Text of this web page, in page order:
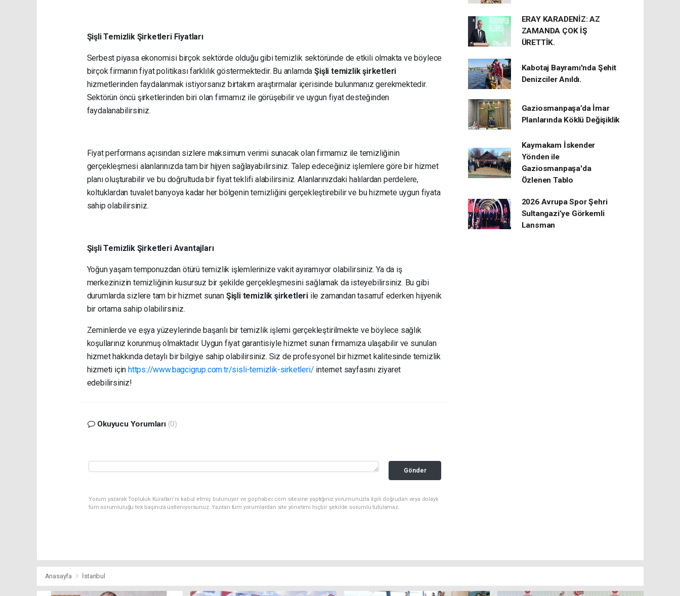
Şişli Temizlik Şirketleri Fiyatları
Serbest piyasa ekonomisi birçok sektörde olduğu gibi temizlik sektöründe de etkili olmakta ve böylece
birçok firmanın fiyat politikası farklılık göstermektedir. Bu anlamdaŞişli temizlik şirketleri
hizmetlerinden faydalanmak istiyorsanız birtakım araştırmalar içerisinde bulunmanız gerekmektedir.
Sektörün öncü şirketlerinden biri olan firmamız ile görüşebilir ve uygun fiyat desteğinden
faydalanabilirsiniz.
Fiyat performans açısından sizlere maksimum verimi sunacak olan firmamız ile temizliğinin
gerçekleşmesi alanlarınızda tam bir hijyen sağlayabilirsiniz. Talep edeceğiniz işlemlere göre bir hizmet
planı oluşturabilir ve bu doğrultuda bir fiyat teklifi alabilirsiniz. Alanlarınızdaki halılardan perdelere,
koltuklardan tuvalet banyoya kadar her bölgenin temizliğini gerçekleştirebilir ve bu hizmete uygun fiyata
sahip olabilirsiniz.
Şişli Temizlik Şirketleri Avantajları
Yoğun yaşam temponuzdan ötürü temizlik işlemlerinize vakit ayıramıyor olabilirsiniz. Ya da iş
merkezinizin temizliğinin kusursuz bir şekilde gerçekleşmesini sağlamak da isteyebilirsiniz. Bu gibi
durumlarda sizlere tam bir hizmet sunan Şişli temizlik şirketleri ile zamandan tasarruf ederken hijyenik
bir ortama sahip olabilirsiniz.
Zeminlerde ve eşya yüzeylerinde başarılı bir temizlik işlemi gerçekleştirilmekte ve böylece sağlık
koşullarınız korunmuş olmaktadır. Uygun fiyat garantisiyle hizmet sunan firmamıza ulaşabilir ve sunulan
hizmet hakkında detaylı bir bilgiye sahip olabilirsiniz. Siz de profesyonel bir hizmet kalitesinde temizlik
hizmeti için https://www.bagcigrup.com.tr/sisli-temizlik-sirketleri/ internet sayfasını ziyaret
edebilirsiniz!
Okuyucu Yorumları (0)
Gönder
Yorum yazarak Topluluk Kuralları’nı kabul etmiş bulunuyor ve gophaber.com sitesine yaptığınız yorumunuzla ilgili doğrudan veya dolaylı
tüm sorumluluğu tek başınıza üstleniyorsunuz. Yazılan tüm yorumlardan site yönetimi hiçbir şekilde sorumlu tutulamaz.
ERAY KARADENİZ: AZ
ZAMANDA ÇOK İŞ
ÜRETTİK.
Kabotaj Bayramı'nda Şehit
Denizciler Anıldı.
Gaziosmanpaşa’da İmar
Planlarında Köklü Değişiklik
Kaymakam İskender
Yönden ile
Gaziosmanpaşa'da
Özlenen Tablo
2026 Avrupa Spor Şehri
Sultangazi’ye Görkemli
Lansman
Anasayfa İstanbul